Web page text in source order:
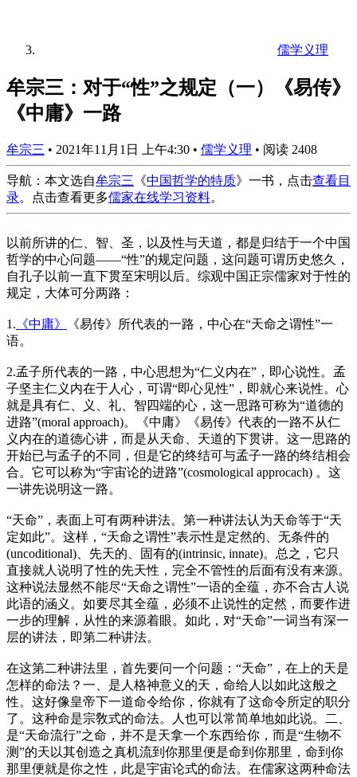
儒学义理
牟宗三：对于“性”之规定（一）《易传》
《中庸》一路
牟宗三 • 2021年11月1日 上午4:30 • 儒学义理 • 阅读 2408
导航：本文选自牟宗三 《中国哲学的特质》一书，点击查看目
录。点击查看更多儒家在线学习资料。
以前所讲的仁、智、圣，以及性与天道，都是归结于一个中国
哲学的中心问题——“性”的规定问题，这问题可谓历史悠久，
自孔子以前一直下贯至宋明以后。综观中国正宗儒家对于性的
规定，大体可分两路：
1. 《中庸》
《易传》所代表的一路，中心在“天命之谓性”一
语。
2.孟子所代表的一路，中心思想为“仁义内在”，即心说性。孟
子坚主仁义内在于人心，可谓“即心见性”，即就心来说性。心
就是具有仁、义、礼、智四端的心，这一思路可称为“道德的
进路”(moral approach)。《中庸》《易传》代表的一路不从仁
义内在的道德心讲，而是从天命、天道的下贯讲。这一思路的
开始已与孟子的不同，但是它的终结可与孟子一路的终结相会
合。它可以称为“宇宙论的进路”(cosmological approcach) 。这
一讲先说明这一路。
“天命”，表面上可有两种讲法。第一种讲法认为天命等于“天
定如此”。这样，“天命之谓性”表示性是定然的、无条件的
(uncoditional)、先天的、固有的(intrinsic, innate)。总之，它只
直接就人说明了性的先天性，完全不管性的后面有没有来源。
这种说法显然不能尽“天命之谓性”一语的全蕴，亦不合古人说
此语的涵义。如要尽其全蕴，必须不止说性的定然，而要作进
一步的理解，从性的来源着眼。如此，对“天命”一词当有深一
层的讲法，即第二种讲法。
在这第二种讲法里，首先要问一个问题：“天命”，在上的天是
怎样的命法？一、是人格神意义的天，命给人以如此这般之
性。这好像皇帝下一道命令给你，你就有了这命令所定的职分
了。这种命是宗敎式的命法。人也可以常简单地如此说。二、
是“天命流行”之命，并不是天拿一个东西给你，而是“生物不
测”的天以其创造之真机流到你那里便是命到你那里，命到你
那里便就是你之性，此是宇宙论式的命法。在儒家这两种命法